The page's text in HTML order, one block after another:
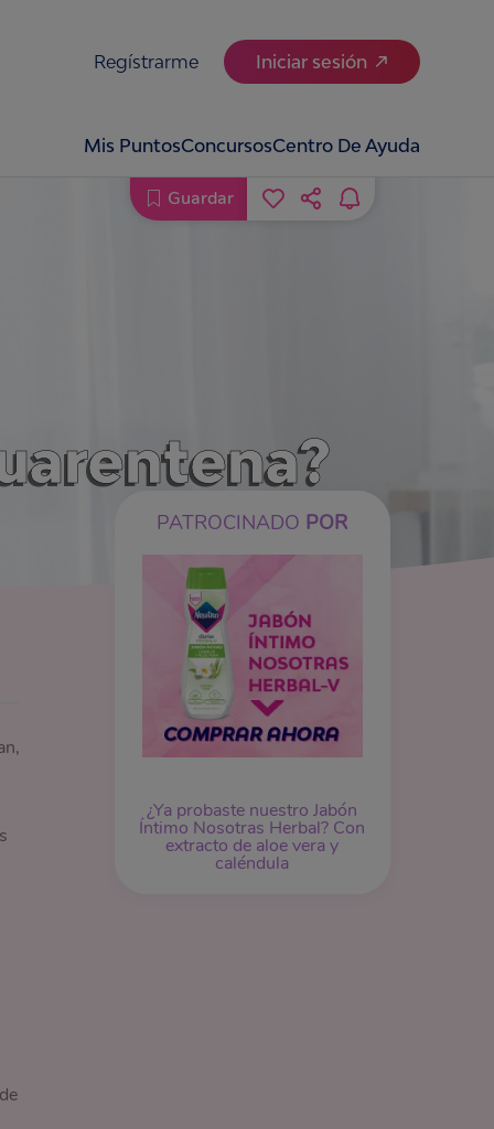
Regístrarme Iniciar sesión
Mis PuntosConcursosCentro De Ayuda
PATROCINADO POR
¿Ya probaste nuestroJabón
Íntimo Nosotras Herbal? Con
extracto de aloe vera y
caléndula
Guardar